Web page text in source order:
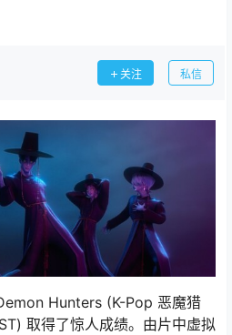
关注 私信
Hunters (K-Pop 恶魔猎
取得了惊人成绩。由片中虚拟